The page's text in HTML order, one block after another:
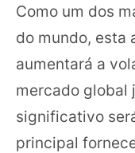
Como um dos
do mundo, esta
aumentará a
mercado global
significativo
principal